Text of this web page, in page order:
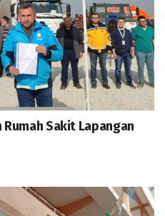
Sakit Lapangan